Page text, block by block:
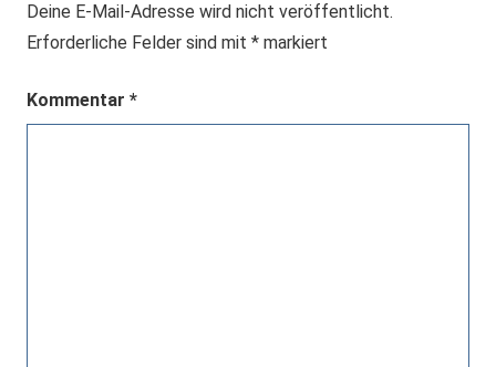
Deine E-Mail-Adresse wird nicht veröffentlicht.
Erforderliche Felder sind mit * markiert
Kommentar *